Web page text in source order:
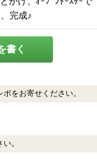
完成♪
書く
をお寄せください。
。